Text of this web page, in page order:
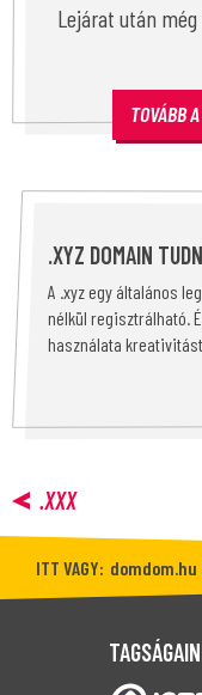
Lejárat után
TOVÁBB
.XYZ DOMAIN
A .xyz egy általános
nélkül regisztrálható.
használata
.XXX
ITT VAGY: domdom.hu